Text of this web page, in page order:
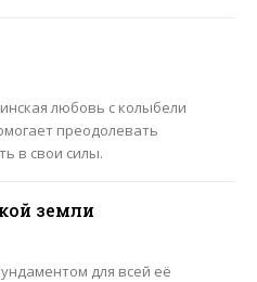
любовь с колыбели
преодолевать
в свои силы.
земли
для всей её